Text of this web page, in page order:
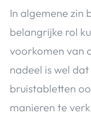
In algemene zin
belangrijke rol
voorkomen van
nadeel is wel
bruistabletten
manieren te